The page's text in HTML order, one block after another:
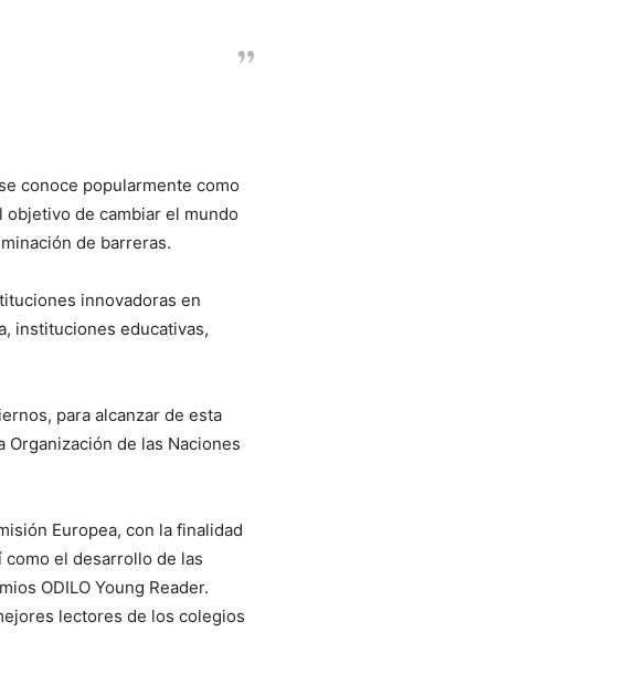
conoce popularmente como
objetivo de cambiar el mundo
de barreras.
innovadoras en
instituciones educativas,
para alcanzar de esta
de las Naciones
Europea, con la finalidad
el desarrollo de las
ODILO Young Reader.
lectores de los colegios